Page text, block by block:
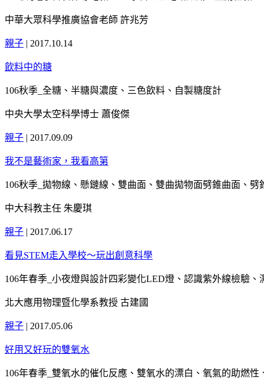
中華大眾科學推廣協會老師 許兆芳
親子 | 2017.10.14
飲料中的糖
106秋季_全糖、半糖與濃度、三色飲料、自製糖度計
中央大學太空科學博士 蕭俊傑
親子 | 2017.09.09
我不是藝術家，我看高第
106秋季_拋物線、懸鏈線、雙曲面、雙曲拋物面劈錐曲面、
中大科教主任 朱慶琪
親子 | 2017.06.17
看見STEM走入學校～玩出創意科學
106年春季_小夜燈與設計四彩變化LED燈、認識紫外線檢驗、
北大應用物理暨化學系教授 古建國
親子 | 2017.05.06
好用又好玩的雙氧水
106年春季_雙氧水的催化反應、雙氧水的漂白、氧氣的助燃性